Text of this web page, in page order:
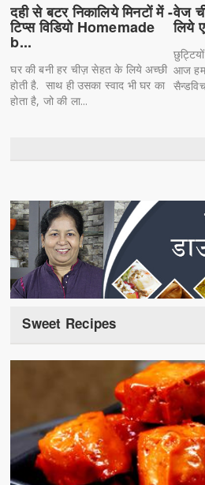
दही से बटर निकालिये मिनटों में -
टिप्स विडियो Homemade
b...
घर की बनी हर चीज़ सेहत के लिये अच्छी
होती है. साथ ही उसका स्वाद भी घर का
होता है, जो की ला...
वेज
लिये
आज हम
Sweet Recipes